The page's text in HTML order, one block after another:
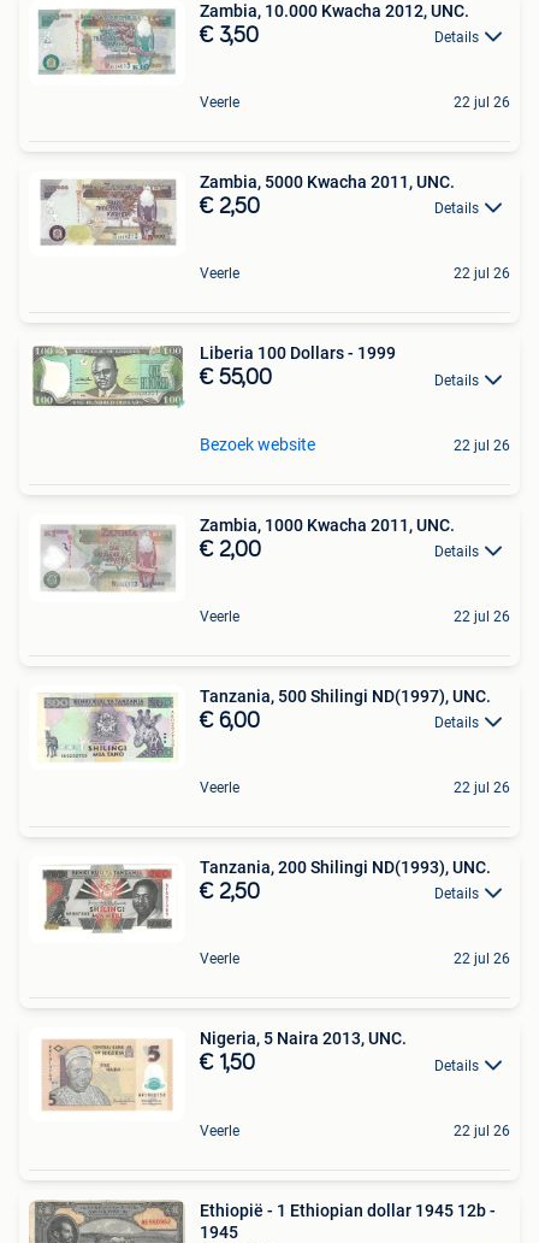
Zambia, 10.000 Kwacha 2012, UNC.
€ 3,50 Details
Veerle 22 jul 26
Zambia, 5000 Kwacha 2011, UNC.
€ 2,50 Details
Veerle 22 jul 26
Liberia 100 Dollars - 1999
€ 55,00 Details
Bezoek website 22 jul 26
Zambia, 1000 Kwacha 2011, UNC.
€ 2,00 Details
Veerle 22 jul 26
Tanzania, 500 Shilingi ND(1997), UNC.
€ 6,00 Details
Veerle 22 jul 26
Tanzania, 200 Shilingi ND(1993), UNC.
€ 2,50 Details
Veerle 22 jul 26
Nigeria, 5 Naira 2013, UNC.
€ 1,50 Details
Veerle 22 jul 26
Ethiopië - 1 Ethiopian dollar 1945 12b -
1945